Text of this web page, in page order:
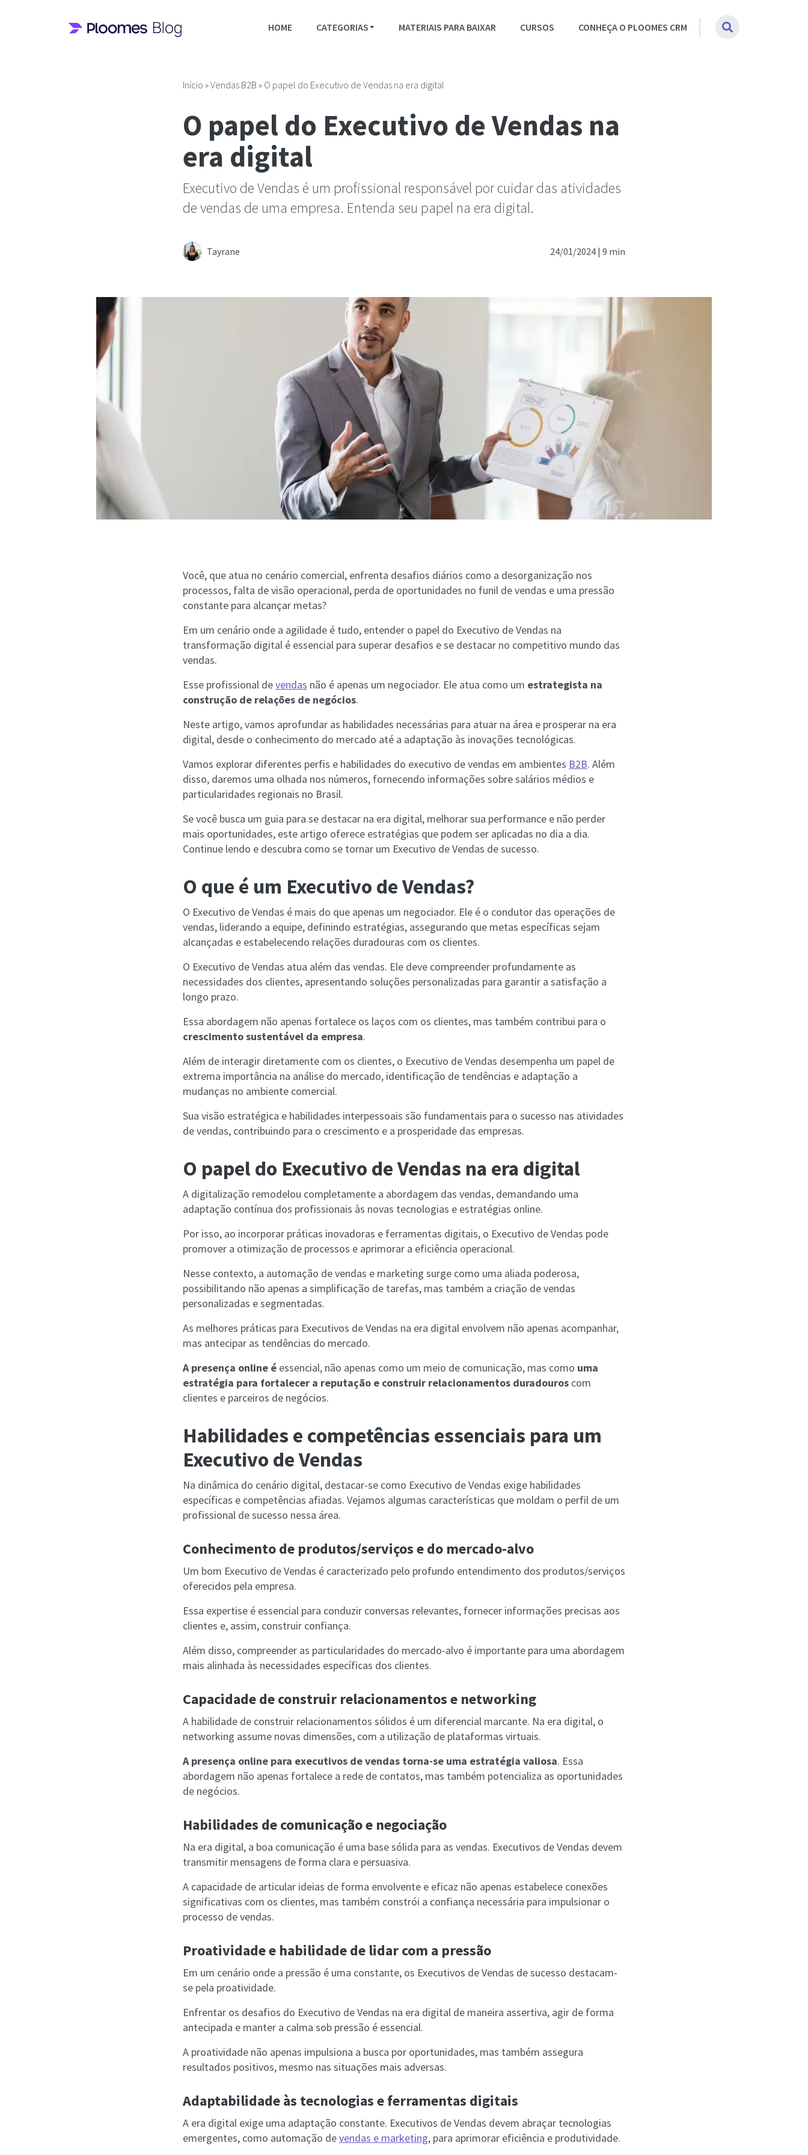
HOME CATEGORIAS MATERIAIS PARA BAIXAR CURSOS CONHEÇA O PLOOMES CRM
Início »Vendas B2B » O papel do Executivo de Vendas na era digital
O papel do Executivo de Vendas na
era digital
Executivo de Vendas é um profissional responsável por cuidar das atividades
de vendas de uma empresa. Entenda seu papel na era digital.
Tayrane 24/01/2024 | 9 min
Você, que atua no cenário comercial, enfrenta desafios diários como a desorganização nos
processos, falta de visão operacional, perda de oportunidades no funil de vendas e uma pressão
constante para alcançar metas?
Em um cenário onde a agilidade é tudo, entender o papel do Executivo de Vendas na
transformação digital é essencial para superar desafios e se destacar no competitivo mundo das
vendas.
Esse profissional devendas não é apenas um negociador. Ele atua como um estrategista na
construção de relações de negócios.
Neste artigo, vamos aprofundar as habilidades necessárias para atuar na área e prosperar na era
digital, desde o conhecimento do mercado até a adaptação às inovações tecnológicas.
Vamos explorar diferentes perfis e habilidades do executivo de vendas em ambientes B2B. Além
disso, daremos uma olhada nos números, fornecendo informações sobre salários médios e
particularidades regionais no Brasil.
Se você busca um guia para se destacar na era digital, melhorar sua performance e não perder
mais oportunidades, este artigo oferece estratégias que podem ser aplicadas no dia a dia.
Continue lendo e descubra como se tornar um Executivo de Vendas de sucesso.
O que é um Executivo de Vendas?
O Executivo de Vendas é mais do que apenas um negociador. Ele é o condutor das operações de
vendas, liderando a equipe, definindo estratégias, assegurando que metas específicas sejam
alcançadas e estabelecendo relações duradouras com os clientes.
O Executivo de Vendas atua além das vendas. Ele deve compreender profundamente as
necessidades dos clientes, apresentando soluções personalizadas para garantir a satisfação a
longo prazo.
Essa abordagem não apenas fortalece os laços com os clientes, mas também contribui para o
crescimento sustentável da empresa.
Além de interagir diretamente com os clientes, o Executivo de Vendas desempenha um papel de
extrema importância na análise do mercado, identificação de tendências e adaptação a
mudanças no ambiente comercial.
Sua visão estratégica e habilidades interpessoais são fundamentais para o sucesso nas atividades
de vendas, contribuindo para o crescimento e a prosperidade das empresas.
O papel do Executivo de Vendas na era digital
A digitalização remodelou completamente a abordagem das vendas, demandando uma
adaptação contínua dos profissionais às novas tecnologias e estratégias online.
Por isso, ao incorporar práticas inovadoras e ferramentas digitais, o Executivo de Vendas pode
promover a otimização de processos e aprimorar a eficiência operacional.
Nesse contexto, a automação de vendas e marketing surge como uma aliada poderosa,
possibilitando não apenas a simplificação de tarefas, mas também a criação de vendas
personalizadas e segmentadas.
As melhores práticas para Executivos de Vendas na era digital envolvem não apenas acompanhar,
mas antecipar as tendências do mercado.
A presença online é essencial, não apenas como um meio de comunicação, mas como uma
estratégia para fortalecer a reputação e construir relacionamentos duradouros com
clientes e parceiros de negócios.
Habilidades e competências essenciais para um
Executivo de Vendas
Na dinâmica do cenário digital, destacar-se como Executivo de Vendas exige habilidades
específicas e competências afiadas. Vejamos algumas características que moldam o perfil de um
profissional de sucesso nessa área.
Conhecimento de produtos/serviços e do mercado-alvo
Um bom Executivo de Vendas é caracterizado pelo profundo entendimento dos produtos/serviços
oferecidos pela empresa.
Essa expertise é essencial para conduzir conversas relevantes, fornecer informações precisas aos
clientes e, assim, construir confiança.
Além disso, compreender as particularidades do mercado-alvo é importante para uma abordagem
mais alinhada às necessidades específicas dos clientes.
Capacidade de construir relacionamentos e networking
A habilidade de construir relacionamentos sólidos é um diferencial marcante. Na era digital, o
networking assume novas dimensões, com a utilização de plataformas virtuais.
A presença online para executivos de vendas torna-se uma estratégia valiosa. Essa
abordagem não apenas fortalece a rede de contatos, mas também potencializa as oportunidades
de negócios.
Habilidades de comunicação e negociação
Na era digital, a boa comunicação é uma base sólida para as vendas. Executivos de Vendas devem
transmitir mensagens de forma clara e persuasiva.
A capacidade de articular ideias de forma envolvente e eficaz não apenas estabelece conexões
significativas com os clientes, mas também constrói a confiança necessária para impulsionar o
processo de vendas.
Proatividade e habilidade de lidar com a pressão
Em um cenário onde a pressão é uma constante, os Executivos de Vendas de sucesso destacam-
se pela proatividade.
Enfrentar os desafios do Executivo de Vendas na era digital de maneira assertiva, agir de forma
antecipada e manter a calma sob pressão é essencial.
A proatividade não apenas impulsiona a busca por oportunidades, mas também assegura
resultados positivos, mesmo nas situações mais adversas.
Adaptabilidade às tecnologias e ferramentas digitais
A era digital exige uma adaptação constante. Executivos de Vendas devem abraçar tecnologias
emergentes, como automação devendas e marketing, para aprimorar eficiência e produtividade.